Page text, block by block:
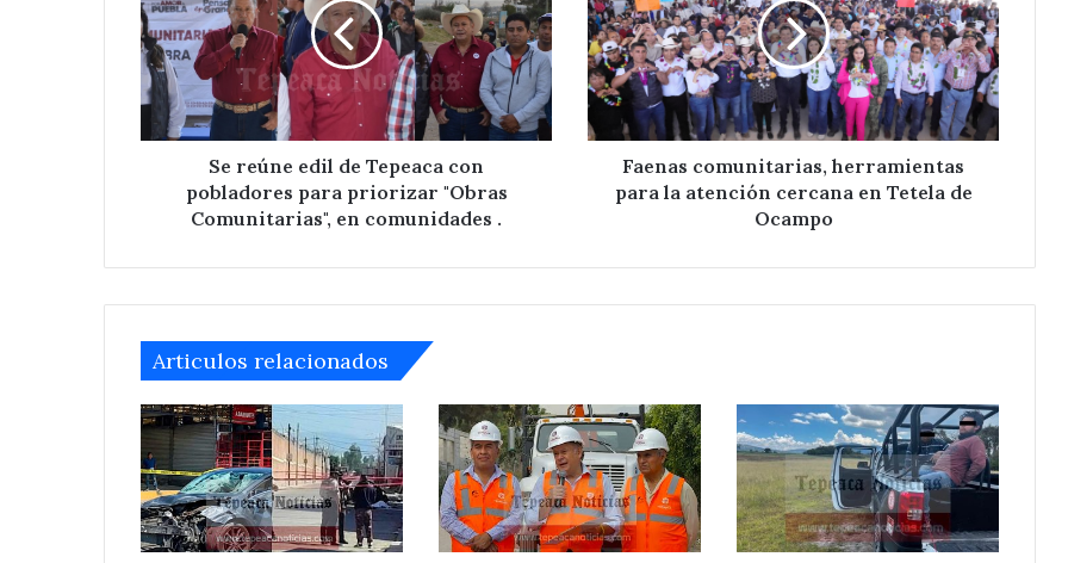
de
Tepeaca
con
pobladores
para
priorizar
Comunitarias",
Se reúne edil de Tepeaca con
pobladores para priorizar "Obras
Comunitarias", en comunidades .
para
la
atención
cercana
en
Tetela
Ocampo
Faenas comunitarias, herramientas
para la atención cercana en Tetela de
Ocampo
Articulos relacionados